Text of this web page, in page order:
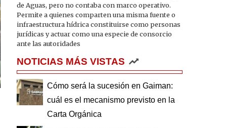
de Aguas, pero no contaba con marco operativo.
Permite a quienes comparten una misma fuente o
infraestructura hídrica constituirse como personas
jurídicas y actuar como una especie de consorcio
ante las autoridades
NOTICIAS MÁS VISTAS
Cómo será la sucesión en Gaiman:
cuál es el mecanismo previsto en la
Carta Orgánica